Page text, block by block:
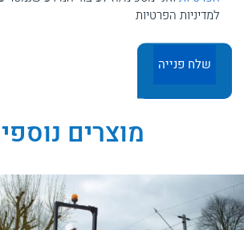
למדיניות הפרטיות
מוצרים